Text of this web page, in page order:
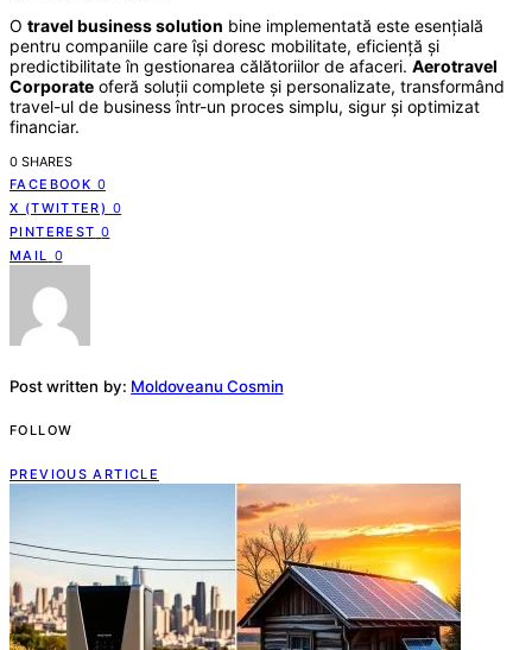
O travel business solution bine implementată este esențială
pentru companiile care își doresc mobilitate, eficiență și
predictibilitate în gestionarea călătoriilor de afaceri. Aerotravel
Corporate oferă soluții complete și personalizate, transformând
travel-ul de business într-un proces simplu, sigur și optimizat
financiar.
0 SHARES
FACEBOOK 0
X (TWITTER) 0
PINTEREST 0
MAIL
0
Post written by: Moldoveanu Cosmin
FOLLOW
PREVIOUS ARTICLE